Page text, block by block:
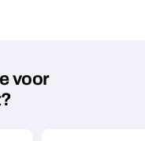
voor